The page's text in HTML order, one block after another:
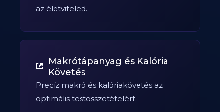
az életviteled.
Makrótápanyag és Kalória
Követés
Precíz makró és kalóriakövetés az
optimális testösszetételért.